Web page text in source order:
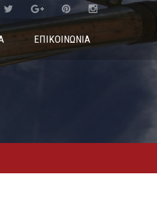
ΕΠΙΚΟΙΝΩΝΊΑ